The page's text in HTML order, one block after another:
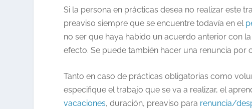
Si la persona en prácticas desea no realizar este
preaviso siempre que se encuentre todavía en el
no ser que haya habido un acuerdo anterior con
efecto. Se puede también hacer una renuncia por
Tanto en caso de prácticas obligatorias como
especifique el trabajo que se va a realizar, el
vacaciones, duración, preaviso para renuncia/